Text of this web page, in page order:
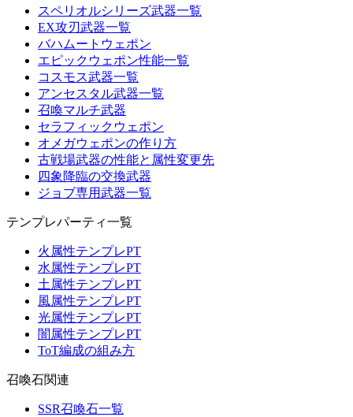
スペリオルシリーズ武器一覧
EX攻刃武器一覧
バハムートウェポン
エピックウェポン性能一覧
コスモス武器一覧
アンセスタル武器一覧
召喚マルチ武器
セラフィックウェポン
オメガウェポンの作り方
古戦場武器の性能と属性変更先
四象降臨の交換武器
ジョブ専用武器一覧
テンプレパーティ一覧
火属性テンプレPT
水属性テンプレPT
土属性テンプレPT
風属性テンプレPT
光属性テンプレPT
闇属性テンプレPT
ToT編成の組み方
召喚石関連
SSR召喚石一覧